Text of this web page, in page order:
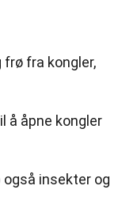
fra kongler,
å åpne kongler
insekter og